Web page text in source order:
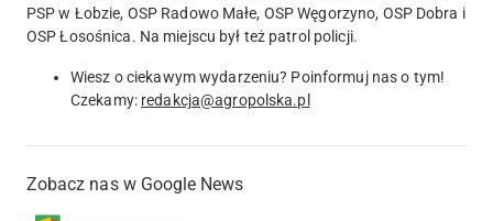
PSP w Łobzie, OSP Radowo Małe, OSP Węgorzyno, OSP Dobra i
OSP Łosośnica. Na miejscu był też patrol policji.
Wiesz o ciekawym wydarzeniu? Poinformuj nas o tym!
Czekamy: redakcja@agropolska.pl
Zobacz nas w Google News